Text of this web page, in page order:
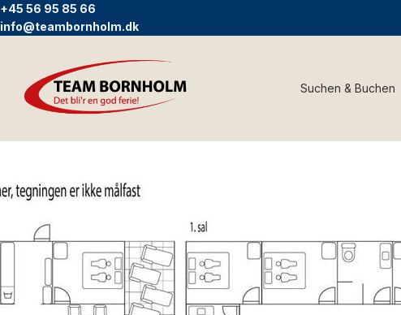
+45 56 95 85 66
info@teambornholm.dk
Suchen & Buchen